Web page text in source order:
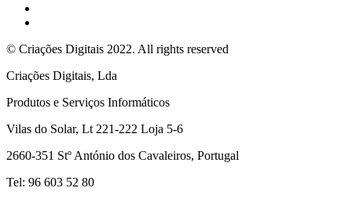
© Criações Digitais 2022. All rights reserved
Criações Digitais, Lda
Produtos e Serviços Informáticos
Vilas do Solar, Lt 221-222 Loja 5-6
2660-351 Stº António dos Cavaleiros, Portugal
Tel: 96 603 52 80